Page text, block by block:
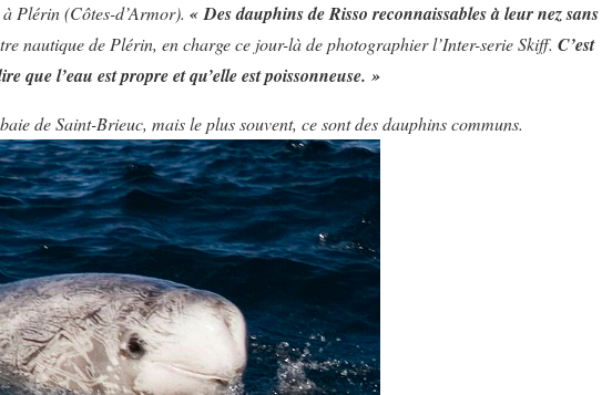
Plérin (Côtes-d’Armor). « Des dauphins de Risso reconnaissables à leur nez sans
nautique de Plérin, en charge ce jour-là de photographier l’Inter-serie Skiff. C’est
que l’eau est propre et qu’elle est poissonneuse. »
de Saint-Brieuc, mais le plus souvent, ce sont des dauphins communs.